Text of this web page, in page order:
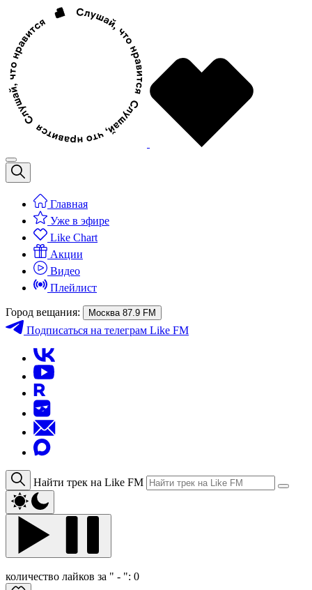
Главная
Уже в эфире
Like Chart
Акции
Видео
Плейлист
Город вещания: Москва 87.9 FM
Подписаться на телеграм Like FM
Найти трек на Like FM
количество лайков за " - ": 0